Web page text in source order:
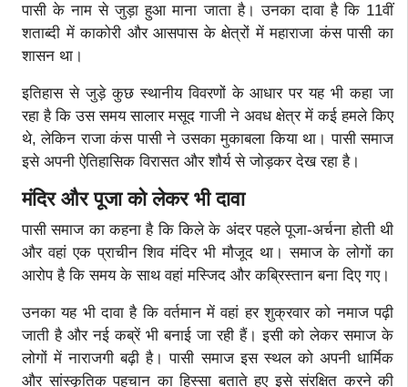
पासी के नाम से जुड़ा हुआ माना जाता है। उनका दावा है कि 11वीं
शताब्दी में काकोरी और आसपास के क्षेत्रों में महाराजा कंस पासी का
शासन था।
इतिहास से जुड़े कुछ स्थानीय विवरणों के आधार पर यह भी कहा जा
रहा है कि उस समय सालार मसूद गाजी ने अवध क्षेत्र में कई हमले किए
थे, लेकिन राजा कंस पासी ने उसका मुकाबला किया था। पासी समाज
इसे अपनी ऐतिहासिक विरासत और शौर्य से जोड़कर देख रहा है।
मंदिर और पूजा को लेकर भी दावा
पासी समाज का कहना है कि किले के अंदर पहले पूजा-अर्चना होती थी
और वहां एक प्राचीन शिव मंदिर भी मौजूद था। समाज के लोगों का
आरोप है कि समय के साथ वहां मस्जिद और कब्रिस्तान बना दिए गए।
उनका यह भी दावा है कि वर्तमान में वहां हर शुक्रवार को नमाज पढ़ी
जाती है और नई कब्रें भी बनाई जा रही हैं। इसी को लेकर समाज के
लोगों में नाराजगी बढ़ी है। पासी समाज इस स्थल को अपनी धार्मिक
और सांस्कृतिक पहचान का हिस्सा बताते हुए इसे संरक्षित करने की